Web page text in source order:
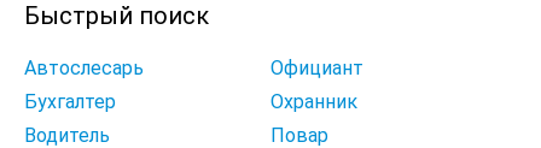
Быстрый поиск
Автослесарь
Официант
Бухгалтер
Охранник
Водитель
Повар